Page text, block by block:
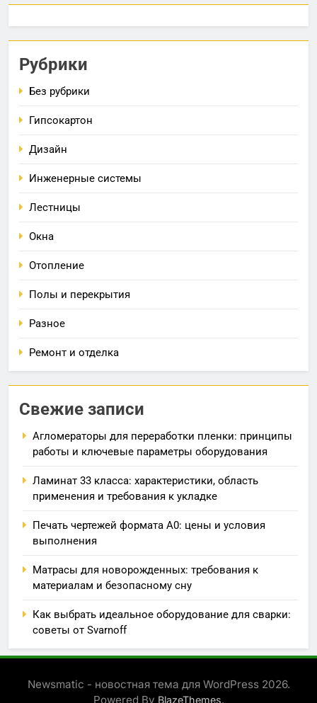
Рубрики
Без рубрики
Гипсокартон
Дизайн
Инженерные системы
Лестницы
Окна
Отопление
Полы и перекрытия
Разное
Ремонт и отделка
Свежие записи
Агломераторы для переработки пленки: принципы
работы и ключевые параметры оборудования
Ламинат 33 класса: характеристики, область
применения и требования к укладке
Печать чертежей формата А0: цены и условия
выполнения
Матрасы для новорожденных: требования к
материалам и безопасному сну
Как выбрать идеальное оборудование для сварки:
советы от Svarnoff
Newsmatic - новостная тема для WordPress 2026.
Powered By BlazeThemes.